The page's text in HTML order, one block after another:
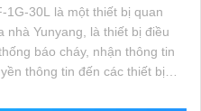
1G-30L là một thiết bị quan
nhà Yunyang, là thiết bị điều
báo cháy, nhận thông tin
thông tin đến các thiết bị